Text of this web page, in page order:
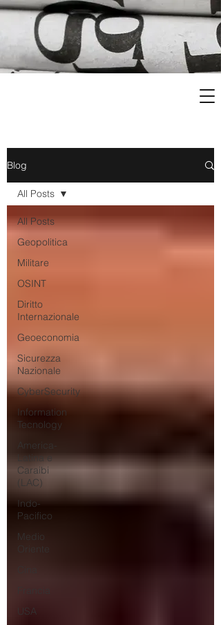
Blog
All Posts
Geopolitica
Militare
OSINT
Diritto
Internazionale
Geoeconomia
Sicurezza
Nazionale
CyberSecurity
Information
Tecnology
America-
Latina e
Caraibi
(LAC)
Indo-
Pacifico
Medio
Oriente
USA
All Posts